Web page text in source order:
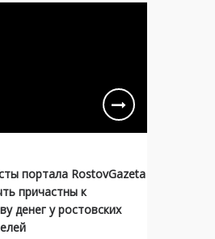
портала RostovGazeta
причастны к
денег у ростовских